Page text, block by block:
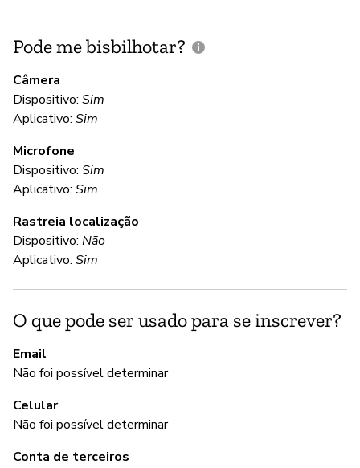
Pode me bisbilhotar?
Câmera
Dispositivo: Sim
Aplicativo: Sim
Microfone
Dispositivo: Sim
Aplicativo: Sim
Rastreia localização
Dispositivo: Não
Aplicativo: Sim
O que pode ser usado para se inscrever?
Email
Não foi possível determinar
Celular
Não foi possível determinar
Conta de terceiros